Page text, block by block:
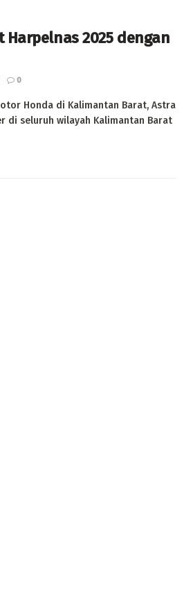
2025 dengan
0
Honda di Kalimantan Barat, Astra
di seluruh wilayah Kalimantan Barat